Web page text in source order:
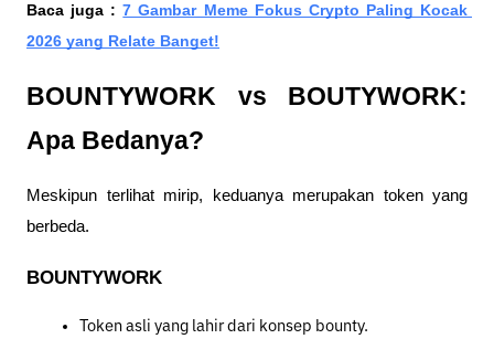
Baca juga : 7 Gambar Meme Fokus Crypto Paling Kocak
2026 yang Relate Banget!
BOUNTYWORK vs BOUTYWORK:
Apa Bedanya?
Meskipun terlihat mirip, keduanya merupakan token yang
berbeda.
BOUNTYWORK
Token asli yang lahir dari konsep bounty.